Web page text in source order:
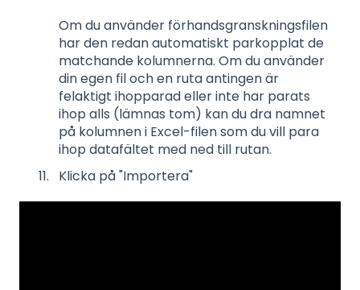
Om du använder förhandsgranskningsfilen
har den redan automatiskt parkopplat de
matchande kolumnerna. Om du använder
din egen fil och en ruta antingen är
felaktigt ihopparad eller inte har parats
ihop alls (lämnas tom) kan du dra namnet
på kolumnen i Excel-filen som du vill para
ihop datafältet med ned till rutan.
Klicka på "Importera"